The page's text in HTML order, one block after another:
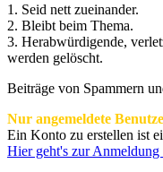
1. Seid nett zueinander.
2. Bleibt beim Thema.
3. Herabwürdigende,
werden gelöscht.
Beiträge von Spammern
Nur angemeldete
Ein Konto zu erstellen ist
Hier geht's zur